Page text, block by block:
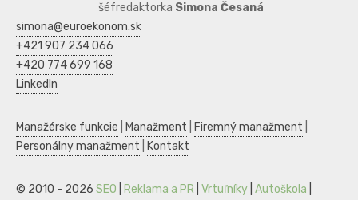
šéfredaktorka Simona Česaná
simona@euroekonom.sk
+421 907 234 066
+420 774 699 168
LinkedIn
Manažérske funkcie Manažment Firemný manažment
Personálny manažment
Kontakt
© 2010 - 2026 SEO Reklama a PR Vrtuľníky Autoškola